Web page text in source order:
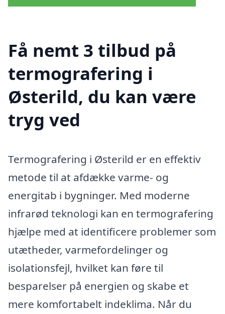
Få nemt 3 tilbud på
termografering i
Østerild, du kan være
tryg ved
Termografering i Østerild er en effektiv
metode til at afdække varme- og
energitab i bygninger. Med moderne
infrarød teknologi kan en termografering
hjælpe med at identificere problemer som
utætheder, varmefordelinger og
isolationsfejl, hvilket kan føre til
besparelser på energien og skabe et
mere komfortabelt indeklima. Når du